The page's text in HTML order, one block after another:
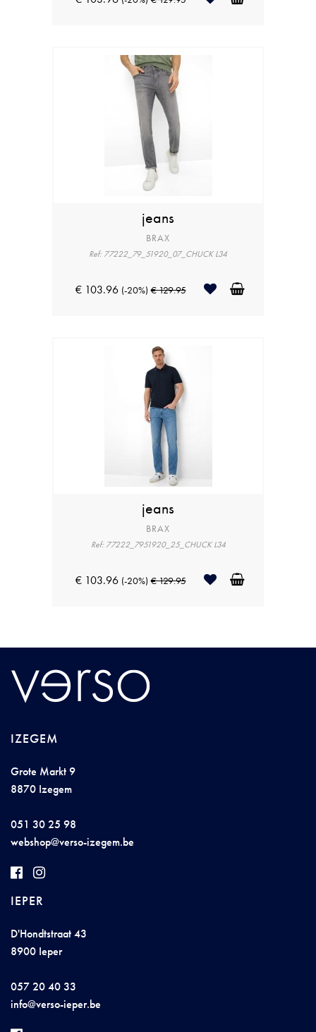
jeans
BRAX
Ref: 77222_79_51920_07_CHUCK L34
€ 103.96 (-20%) € 129.95
jeans
BRAX
Ref: 77222_7951920_25_CHUCK L34
€ 103.96 (-20%) € 129.95
IZEGEM
Grote Markt 9
8870 Izegem
051 30 25 98
webshop@verso-izegem.be
IEPER
D'Hondtstraat 43
8900 Ieper
057 20 40 33
info@verso-ieper.be